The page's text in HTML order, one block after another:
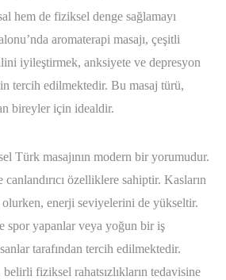
hem de fiziksel denge sağlamayı
aromaterapi masajı, çeşitli
iyileştirmek, anksiyete ve depresyon
tercih edilmektedir. Bu masaj türü,
bireyler için idealdir.
Türk masajının modern bir yorumudur.
canlandırıcı özelliklere sahiptir. Kasların
olurken, enerji seviyelerini de yükseltir.
spor yapanlar veya yoğun bir iş
tarafından tercih edilmektedir.
fiziksel rahatsızlıkların tedavisine